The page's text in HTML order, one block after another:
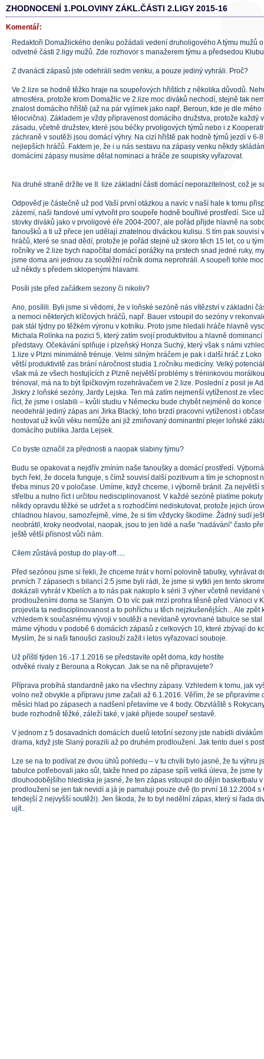
ZHODNOCENÍ 1.POLOVINY ZÁKL.ČÁSTI 2.LIGY 2015-16
Komentář:
Redaktoři Domažlického deníku požádali vedení druholigového A týmu mužů
odvetné části 2.ligy mužů. Zde rozhovor s manažerem týmu a předsedou
Z dvanácti zápasů jste odehráli sedm venku, a pouze jediný vyhráli. Proč?
Ve 2.lize se hodně těžko hraje na soupeřových hřištích z několika důvodů.
atmosféra, protože krom Domažlic ve 2.lize moc diváků nechodí, stejně tak
znalost domácího hřiště (až na pár vyjímek jako např. Beroun, kde je dle
tělocvična). Základem je vždy připravenost domácího družstva, protože každý
zásadu, včetně družstev, které jsou béčky prvoligových týmů nebo i z
záchraně v soutěži jsou domácí výhry. Na cizí hřiště pak hodně týmů jezdí v 6-
nejlepších hráčů. Faktem je, že i u nás sestavu na zápasy venku někdy
domácími zápasy musíme dělat nominaci a hráče ze soupisky vyřazovat.
Na druhé straně držíte ve II. lize základní části domácí neporazitelnost, což je
Odpověď je částečně už pod Vaší první otázkou a navíc v naší hale k tomu
zázemí, naši fandové umí vytvořit pro soupeře hodně bouřlivé prostředí. Sice
stovky diváků jako v prvoligové éře 2004-2007, ale pořád přijde hlavně na
fanoušků a ti už přece jen udělají znatelnou diváckou kulisu. S tím pak souvisí
hráčů, které se snad dědí, protože je pořád stejné už skoro těch 15 let, co u
ročníky ve 2.lize bych napočítal domácí porážky na prstech snad jedné ruky,
jsme doma ani jednou za soutěžní ročník doma neprohráli. A soupeři tohle
už někdy s předem sklopenými hlavami.
Posíli jste před začátkem sezony či nikoliv?
Ano, posílili. Byli jsme si vědomi, že v loňské sezóně nás vítězství v základní
a nemoci některých klíčových hráčů, např. Bauer vstoupil do sezóny v
pak stál týdny po těžkém výronu v kotníku. Proto jsme hledali hráče hlavně
Michala Rolínka na pozici 5, který zatím svojí produktivitou a hlavně
představy. Očekávání splňuje i plzeňský Honza Suchý, který však s námi
1.lize v Plzni minimálně trénuje. Velmi silným hráčem je pak i další hráč z
větší produktivitě zas brání náročnost studia 1.ročníku medicíny. Velký
však má ze všech hostujících z Plzně největší problémy s tréninkovou
trénoval, má na to být špičkovým rozehrávačem ve 2.lize. Poslední z posil je
Jiskry z loňské sezóny, Jardy Lejska. Ten má zatím nejmenší vytíženost ze
říct, že jsme i oslabili – kvůli studiu v Německu bude chybět nejméně do
neodehrál jediný zápas ani Jirka Blacký, toho brzdí pracovní vytíženost i
hostovat už kvůli věku nemůže ani již zmiňovaný dominantní plejer loňské
domácího publika Jarda Lejsek.
Co byste označil za přednosti a naopak slabiny týmu?
Budu se opakovat a nejdřív zmíním naše fanoušky a domácí prostředí.
bych řekl, že docela funguje, s čímž souvisí další pozitivum a tím je schopnost
třeba minus 20 v poločase. Umíme, když chceme, i výborně bránit. Za největší
střelbu a nutno říct i určitou nedisciplinovanost. V každé sezóně platíme
někdy opravdu těžké se udržet a s rozhodčími nediskutovat, protože jejich
chladnou hlavou, samozřejmě, víme, že si tím vždycky škodíme. Žádný sudí
neobrátil, kroky neodvolal, naopak, jsou to jen lidé a naše “nadávání” často
ještě větší přísnost vůči nám.
Cílem zůstává postup do play-off.....
Před sezónou jsme si řekli, že chceme hrát v horní polovině tabulky, vyhrávat
prvních 7 zápasech s bilancí 2:5 jsme byli rádi, že jsme si vytkli jen tento
dokázali vyhrát v Kbelích a to nás pak nakoplo k sérii 3 výher včetně nevídané
prodlouženími doma se Slaným. O to víc pak mrzí prohra těsně před Vánoci v
projevila ta nedisciplinovanost a to pohříchu u těch nejzkušenějších... Ale zpět
vzhledem k současnému vývoji v soutěži a nevídaně vyrovnané tabulce se
máme výhodu v podobě 6 domácích zápasů z celkových 10, které zbývají do
Myslím, že si naši fanoušci zaslouží zažít i letos vyřazovací souboje.
Už příští týden 16.-17.1.2016 se představíte opět doma, kdy hostíte
odvěké rivaly z Berouna a Rokycan. Jak se na ně připravujete?
Příprava probíhá standardně jako na všechny zápasy. Vzhledem k tomu, jak
volno než obvykle a přípravu jsme začali až 6.1.2016. Věřím, že se připravíme
měsíci hlad po zápasech a nadšení přetavíme ve 4 body. Obzvláště s
bude rozhodně těžké, záleží také, v jaké přijede soupeř sestavě.
V jednom z 5 dosavadních domácích duelů letošní sezony jste nabídli
drama, když jste Slaný porazili až po druhém prodloužení. Jak tento duel s
Lze se na to podívat ze dvou úhlů pohledu – v tu chvíli bylo jasné, že tu výhru
tabulce potřebovali jako sůl, takže hned po zápase spíš velká úleva, že jsme
dlouhodobějšího hlediska je jasné, že ten zápas vstoupil do dějin basketbalu
prodloužení se jen tak nevidí a já je pamatuji pouze dvě (to první 18.12.2004 s
tehdejší 2.nejvyšší soutěži). Jen škoda, že to byl nedělní zápas, který si řada
ujít..